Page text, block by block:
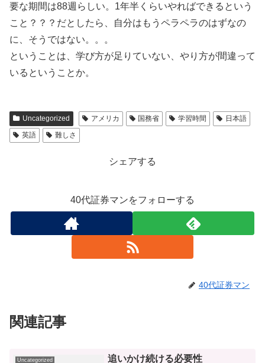
要な期間は88週らしい。1年半くらいやればできるという
こと？？？だとしたら、自分はもうペラペラのはずなの
に、そうではない。。。
ということは、学び方が足りていない、やり方が間違って
いるということか。
Uncategorized アメリカ 国務省 学習時間
日本語
英語
難しさ
シェアする
40代証券マンをフォローする
40代証券マン
関連記事
Uncategorized 追いかけ続ける必要性